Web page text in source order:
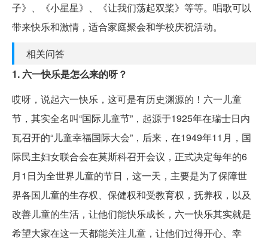
子》、《小星星》、《让我们荡起双桨》等等。唱歌可以
带来快乐和激情，适合家庭聚会和学校庆祝活动。
相关问答
1. 六一快乐是怎么来的呀？
哎呀，说起六一快乐，这可是有历史渊源的！六一儿童
节，其实全名叫“国际儿童节”，起源于1925年在瑞士日内
瓦召开的“儿童幸福国际大会”，后来，在1949年11月，国
际民主妇女联合会在莫斯科召开会议，正式决定每年的6
月1日为全世界儿童的节日，这一天，主要是为了保障世
界各国儿童的生存权、保健权和受教育权，抚养权，以及
改善儿童的生活，让他们能快乐成长，六一快乐其实就是
希望大家在这一天都能关注儿童，让他们过得开心、幸